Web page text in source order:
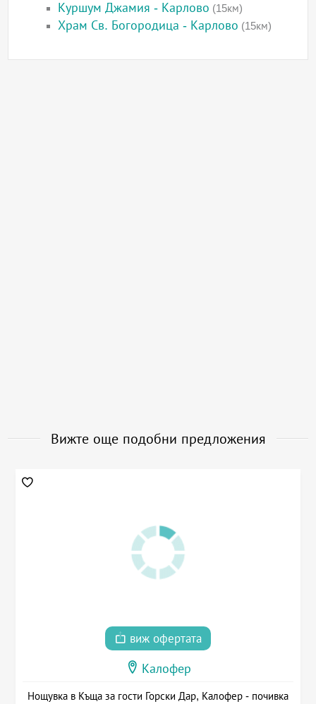
Куршум Джамия - Карлово (15км)
Храм Св. Богородица - Карлово (15км)
Вижте още подобни предложения
виж офертата
Калофер
Нощувка в Къща за гости Горски Дар, Калофер - почивка